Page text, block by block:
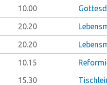
10.00
20.20
20.20
10.15
15.30